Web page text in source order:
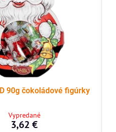
90g čokoládové figúrky
Vypredané
3,62 €